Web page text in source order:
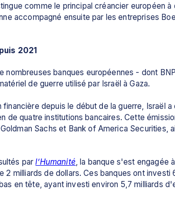
comme le principal créancier européen à
accompagné ensuite par les entreprises
2021
nombreuses banques européennes - dont
de guerre utilisé par Israël à Gaza.
depuis le début de la guerre, Israël a
de quatre institutions bancaires. Cette
Sachs et Bank of America Securities,
par l’Humanité, la banque s'est engagée
2 milliards de dollars. Ces banques ont investi
en tête, ayant investi environ 5,7 milliards